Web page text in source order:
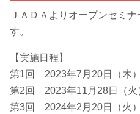
ＪＡＤＡよりオープンセミ
す。
【実施日程】
第1回 2023年7月20日（木
第2回 2023年11月28日（火
第3回 2024年2月20日（火